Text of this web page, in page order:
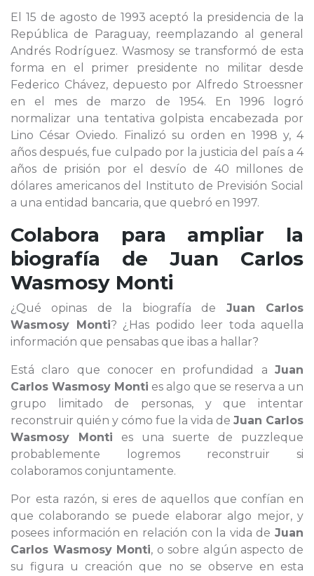
El 15 de agosto de 1993 aceptó la presidencia de la
República de Paraguay, reemplazando al general
Andrés Rodríguez. Wasmosy se transformó de esta
forma en el primer presidente no militar desde
Federico Chávez, depuesto por Alfredo Stroessner
en el mes de marzo de 1954. En 1996 logró
normalizar una tentativa golpista encabezada por
Lino César Oviedo. Finalizó su orden en 1998 y, 4
años después, fue culpado por la justicia del país a 4
años de prisión por el desvío de 40 millones de
dólares americanos del Instituto de Previsión Social
a una entidad bancaria, que quebró en 1997.
Colabora para ampliar la
biografía de Juan Carlos
Wasmosy Monti
¿Qué opinas de la biografía de Juan Carlos
Wasmosy Monti? ¿Has podido leer toda aquella
información que pensabas que ibas a hallar?
Está claro que conocer en profundidad a Juan
Carlos Wasmosy Monti es algo que se reserva a un
grupo limitado de personas, y que intentar
reconstruir quién y cómo fue la vida de Juan Carlos
Wasmosy Monti es una suerte de puzzleque
probablemente logremos reconstruir si
colaboramos conjuntamente.
Por esta razón, si eres de aquellos que confían en
que colaborando se puede elaborar algo mejor, y
posees información en relación con la vida de Juan
Carlos Wasmosy Monti, o sobre algún aspecto de
su figura u creación que no se observe en esta